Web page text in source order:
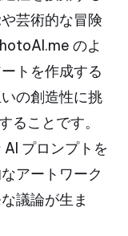
芸術的な冒険
のよ
トを作成する
の創造性に挑
ることです。
プロンプトを
アートワーク
議論が生ま